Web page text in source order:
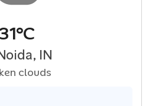
31°C
IN
clouds